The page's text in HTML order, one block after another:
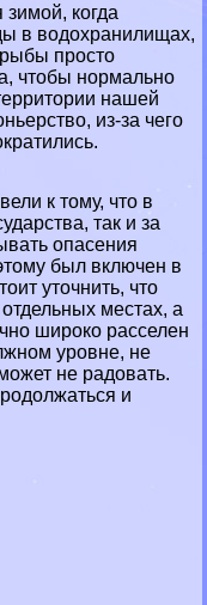
когда
в водохранилищах,
просто
чтобы нормально
нашей
из-за чего
к тому, что в
так и за
опасения
был включен в
уточнить, что
местах, а
широко расселен
уровне, не
не радовать.
и